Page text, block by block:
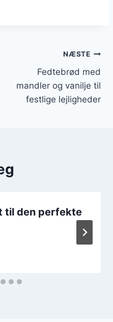
NÆSTE
Fedtebrød med
mandler og vanilje til
festlige lejligheder
til den perfekte